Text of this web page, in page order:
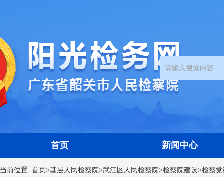
首页 新闻中心
当前位置: 首页>基层人民检察院>武江区人民检察院>检察院建设>检察